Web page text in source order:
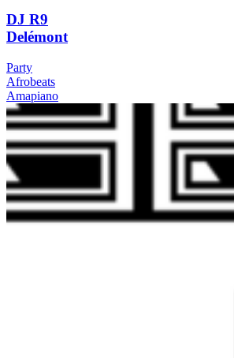
DJ R9
Delémont
Party
Afrobeats
Amapiano